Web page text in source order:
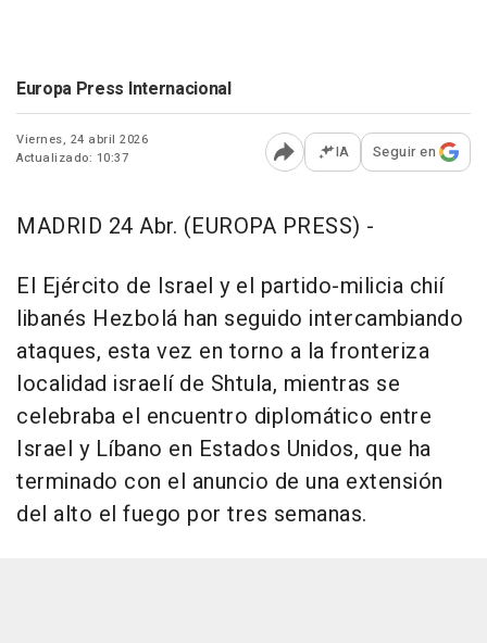
Europa Press Internacional
Viernes, 24 abril 2026
Actualizado: 10:37
Abrir opciones para
IA Seguir en
MADRID 24 Abr. (EUROPA PRESS) -
El Ejército de Israel y el partido-milicia chií
libanés Hezbolá han seguido intercambiando
ataques, esta vez en torno a la fronteriza
localidad israelí de Shtula, mientras se
celebraba el encuentro diplomático entre
Israel y Líbano en Estados Unidos, que ha
terminado con el anuncio de una extensión
del alto el fuego por tres semanas.